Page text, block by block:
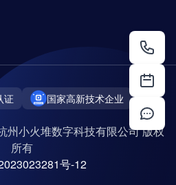
证 国家高新技术企业
州小火堆数字科技有限公司 版权
所有
号-12